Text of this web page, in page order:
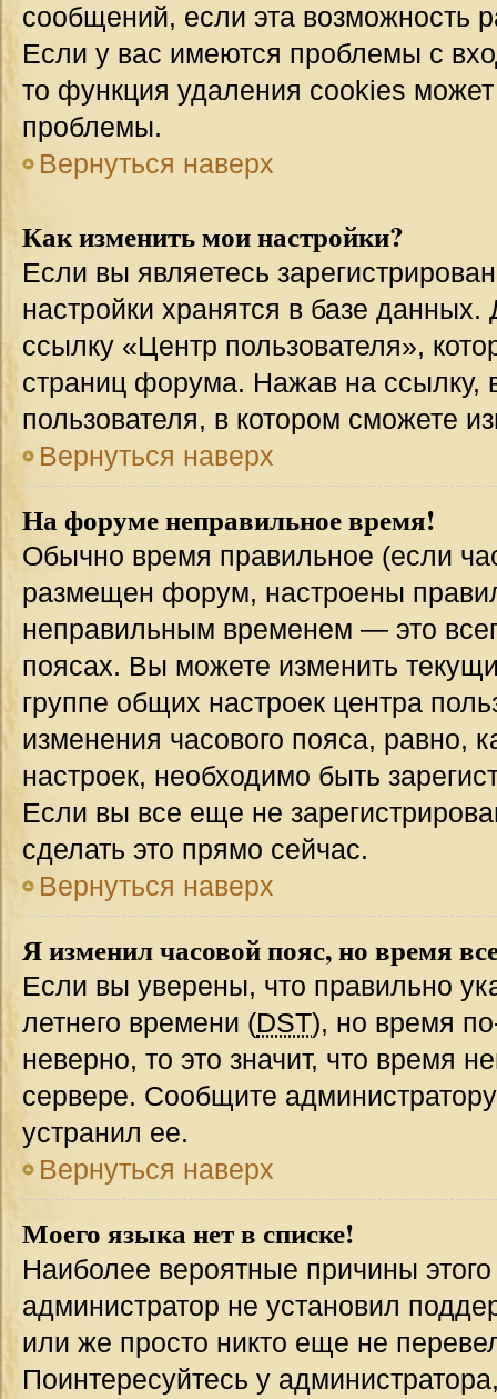
сообщений, если эта возможность
Если у вас имеются проблемы с
то функция удаления cookies
проблемы.
Вернуться наверх
Как изменить мои настройки?
Если вы являетесь
настройки хранятся в базе
ссылку «Центр пользователя»,
страниц форума. Нажав на ссылку,
пользователя, в котором сможете
Вернуться наверх
На форуме неправильное время!
Обычно время правильное (если
размещен форум, настроены
неправильным временем — это
поясах. Вы можете изменить
группе общих настроек центра
изменения часового пояса, равно,
настроек, необходимо быть
Если вы все еще не
сделать это прямо сейчас.
Вернуться наверх
Я изменил часовой пояс, но время
Если вы уверены, что правильно
летнего времени (DST), но время
неверно, то это значит, что время
сервере. Сообщите
устранил ее.
Вернуться наверх
Моего языка нет в списке!
Наиболее вероятные причины этого
администратор не установил
или же просто никто еще не
Поинтересуйтесь у